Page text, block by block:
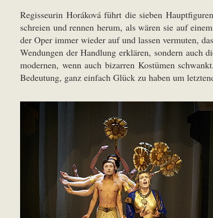
Regisseurin Horáková führt die sieben
schreien und rennen herum, als wären sie auf
der Oper immer wieder auf und lassen vermuten,
Wendungen der Handlung erklären, sondern auch
modernen, wenn auch bizarren Kostümen
Bedeutung, ganz einfach Glück zu haben um